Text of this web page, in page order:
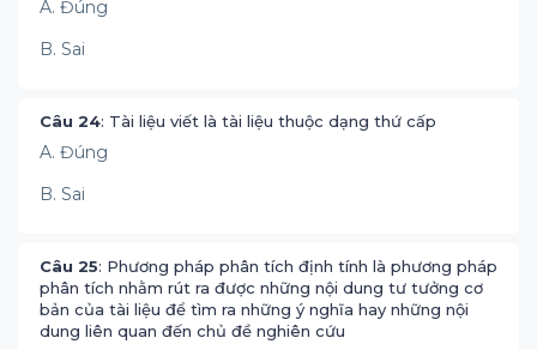
A. Đúng
B. Sai
Câu 24: Tài liệu viết là tài liệu thuộc dạng thứ cấp
A. Đúng
B. Sai
Câu 25: Phương pháp phân tích định tính là phương pháp
phân tích nhằm rút ra được những nội dung tư tưởng cơ
bản của tài liệu để tìm ra những ý nghĩa hay những nội
dung liên quan đến chủ đề nghiên cứu